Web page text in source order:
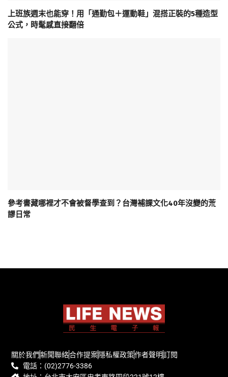
上班族週末也能穿！用「通勤包＋運動鞋」混搭正裝的5種造型
公式，時髦感直接翻倍
參考書藏哪裡才不會被督學查到？台灣補課文化40年沒變的荒
謬日常
關於我們新聞聯絡合作提案隱私權政策作者聲明訂閱
電話：(02)2776-3386